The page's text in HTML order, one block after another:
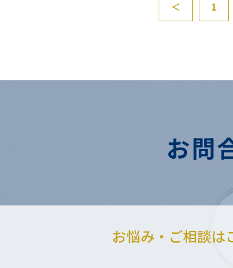
＜ 1
お問
お悩み・ご相談は